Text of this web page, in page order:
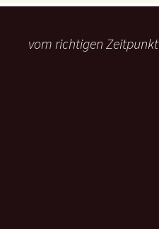
vom richtigen Zeitpunkt